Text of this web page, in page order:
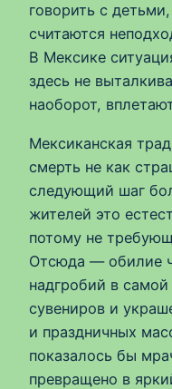
говорить с
считаются
В Мексике
здесь не
наоборот,
Мексиканская
смерть не как
следующий шаг
жителей это
потому не
Отсюда — обилие
надгробий в
сувениров и
и праздничных
показалось бы
превращено в